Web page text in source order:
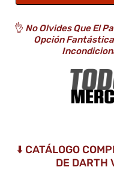
👌 No Olvides Que El
Opción
⬇️ CATÁLOGO
DE DARTH